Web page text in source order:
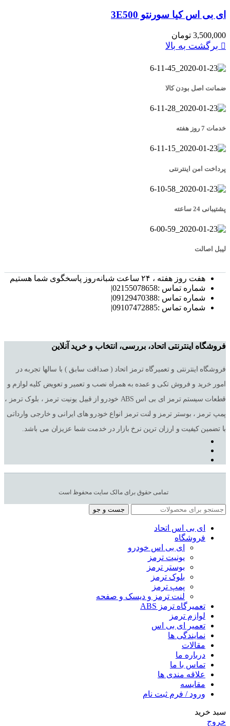
ای بی اس کیا سورنتو 3E500
3,500,000 تومان
برگشت به بالا
ضمانت اصل بودن کالا
خدمات 7 روز هفته
پرداخت امن اینترنتی
پشتیبانی 24 ساعته
لیبل اصالت
هفت روز هفته ، ۲۴ ساعت شبانه‌روز پاسخگوی شما هستیم
شماره تماس :02155078658|
شماره تماس :09129470388|
شماره تماس :09107472885|
فروشگاه اینترنتی اتحاد، بررسی، انتخاب و خرید آنلاین
فروشگاه اینترنتی و تعمیرگاه ترمز اتحاد ( صداقت سابق ) با سالها تجربه در
امور خرید و فروش تکی و عمده به همراه نصب و تعمیر و تعویض کلیه لوازم و
قطعات سیستم ترمز ای بی اس ABS خودرو از قبیل یونیت ترمز ، بلوک ترمز ،
پمپ ترمز ، بوستر ترمز و لنت ترمز انواع خودرو های ایرانی و خارجی وارداتی
با تضمین کیفیت و ارزان ترین نرخ بازار در خدمت شما عزیزان می باشد.
تمامی حقوق برای مالک سایت محفوظ است
جست و جو
ای بی اس اتحاد
فروشگاه
ای بی اس خودرو
یونیت ترمز
بوستر ترمز
بلوک ترمز
پمپ ترمز
لنت ترمز و دیسک و صفحه
تعمیرگاه ترمز ABS
لوازم ترمز
تعمیر ای بی اس
نمایندگی ها
مقالات
درباره ما
تماس با ما
علاقه مندی ها
مقایسه
ورود / فرم ثبت نام
سبد خرید
خروج